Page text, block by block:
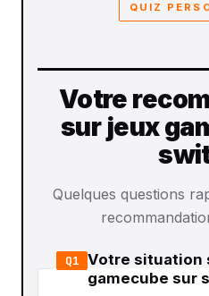
QUIZ
Votre
sur jeux
Quelques questions
Q1 Votre situation
gamecube sur